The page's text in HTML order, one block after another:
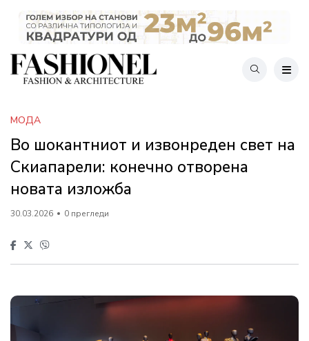
МОДА
Во шокантниот и извонреден свет на
Скиапарели: конечно отворена
новата изложба
30.03.2026 0 прегледи